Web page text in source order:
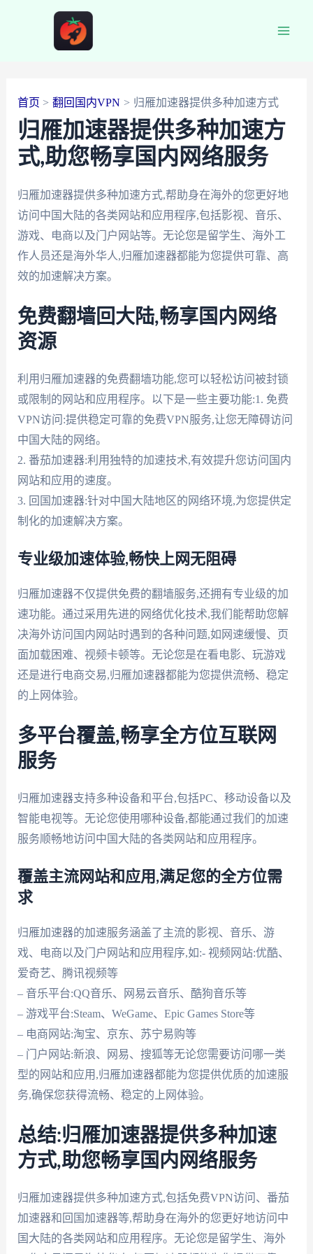
首页 翻回国内VPN 归雁加速器提供多种加速方式
归雁加速器提供多种加速方
式,助您畅享国内网络服务
归雁加速器提供多种加速方式,帮助身在海外的您更好地
访问中国大陆的各类网站和应用程序,包括影视、音乐、
游戏、电商以及门户网站等。无论您是留学生、海外工
作人员还是海外华人,归雁加速器都能为您提供可靠、高
效的加速解决方案。
免费翻墙回大陆,畅享国内网络
资源
利用归雁加速器的免费翻墙功能,您可以轻松访问被封锁
或限制的网站和应用程序。以下是一些主要功能:1. 免费
VPN访问:提供稳定可靠的免费VPN服务,让您无障碍访问
中国大陆的网络。
2. 番茄加速器:利用独特的加速技术,有效提升您访问国内
网站和应用的速度。
3. 回国加速器:针对中国大陆地区的网络环境,为您提供定
制化的加速解决方案。
专业级加速体验,畅快上网无阻碍
归雁加速器不仅提供免费的翻墙服务,还拥有专业级的加
速功能。通过采用先进的网络优化技术,我们能帮助您解
决海外访问国内网站时遇到的各种问题,如网速缓慢、页
面加载困难、视频卡顿等。无论您是在看电影、玩游戏
还是进行电商交易,归雁加速器都能为您提供流畅、稳定
的上网体验。
多平台覆盖,畅享全方位互联网
服务
归雁加速器支持多种设备和平台,包括PC、移动设备以及
智能电视等。无论您使用哪种设备,都能通过我们的加速
服务顺畅地访问中国大陆的各类网站和应用程序。
覆盖主流网站和应用,满足您的全方位需
求
归雁加速器的加速服务涵盖了主流的影视、音乐、游
戏、电商以及门户网站和应用程序,如:- 视频网站:优酷、
爱奇艺、腾讯视频等
– 音乐平台:QQ音乐、网易云音乐、酷狗音乐等
– 游戏平台:Steam、WeGame、Epic Games Store等
– 电商网站:淘宝、京东、苏宁易购等
– 门户网站:新浪、网易、搜狐等无论您需要访问哪一类
型的网站和应用,归雁加速器都能为您提供优质的加速服
务,确保您获得流畅、稳定的上网体验。
总结:归雁加速器提供多种加速
方式,助您畅享国内网络服务
归雁加速器提供多种加速方式,包括免费VPN访问、番茄
加速器和回国加速器等,帮助身在海外的您更好地访问中
国大陆的各类网站和应用程序。无论您是留学生、海外